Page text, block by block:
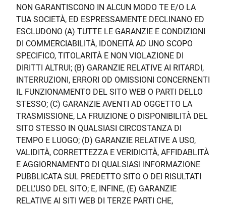
NON GARANTISCONO IN ALCUN MODO TE E/O LA
TUA SOCIETÀ, ED ESPRESSAMENTE DECLINANO ED
ESCLUDONO (A) TUTTE LE GARANZIE E CONDIZIONI
DI COMMERCIABILITÀ, IDONEITÀ AD UNO SCOPO
SPECIFICO, TITOLARITÀ E NON VIOLAZIONE DI
DIRITTI ALTRUI; (B) GARANZIE RELATIVE AI RITARDI,
INTERRUZIONI, ERRORI OD OMISSIONI CONCERNENTI
IL FUNZIONAMENTO DEL SITO WEB O PARTI DELLO
STESSO; (C) GARANZIE AVENTI AD OGGETTO LA
TRASMISSIONE, LA FRUIZIONE O DISPONIBILITÀ DEL
SITO STESSO IN QUALSIASI CIRCOSTANZA DI
TEMPO E LUOGO; (D) GARANZIE RELATIVE A USO,
VALIDITÀ, CORRETTEZZA E VERIDICITÀ, AFFIDABLITÀ
E AGGIORNAMENTO DI QUALSIASI INFORMAZIONE
PUBBLICATA SUL PREDETTO SITO O DEI RISULTATI
DELL’USO DEL SITO; E, INFINE, (E) GARANZIE
RELATIVE AI SITI WEB DI TERZE PARTI CHE,